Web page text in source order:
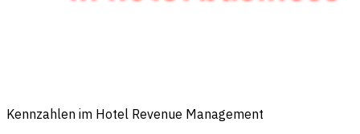
Kennzahlen im Hotel Revenue Management